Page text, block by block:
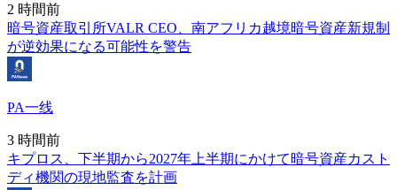
2 時間前
暗号資産取引所VALR CEO、南アフリカ越境暗号資産新規制
が逆効果になる可能性を警告
PA一线
3 時間前
キプロス、下半期から2027年上半期にかけて暗号資産カスト
ディ機関の現地監査を計画